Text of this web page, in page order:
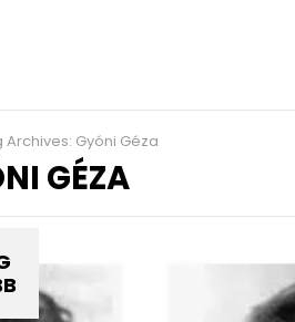
Archives: Gyóni Géza
GÉZA